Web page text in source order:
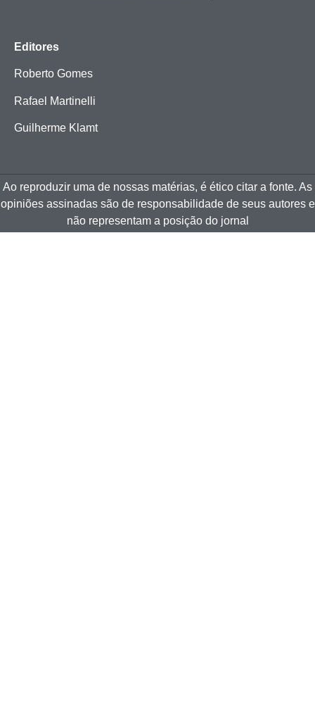
Editores
Roberto Gomes
Rafael Martinelli
Guilherme Klamt
Ao reproduzir uma de nossas matérias, é ético citar a fonte. As
opiniões assinadas são de responsabilidade de seus autores e
não representam a posição do jornal